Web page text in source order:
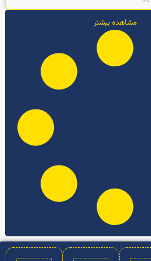
مشاهده بیشتر